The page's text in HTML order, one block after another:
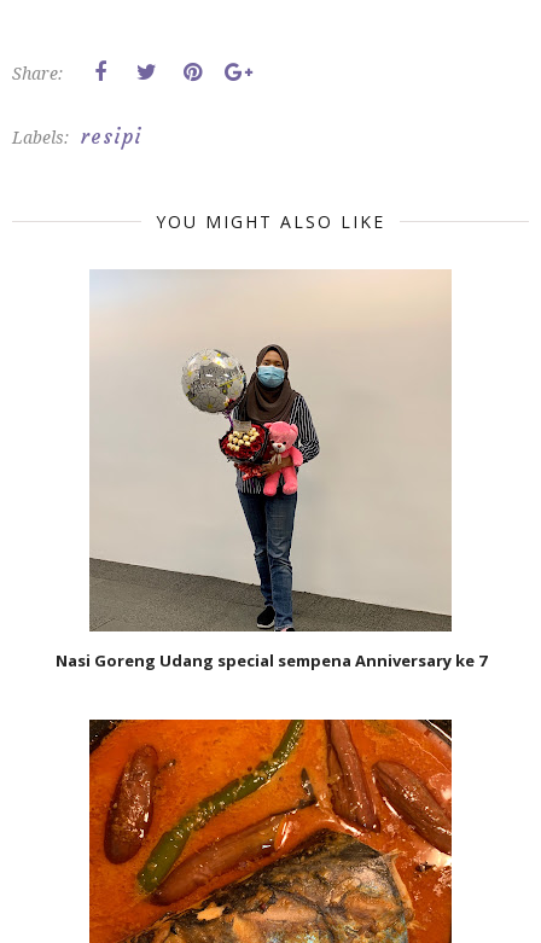
Share:
Labels: resipi
YOU MIGHT ALSO LIKE
Nasi Goreng Udang special sempena Anniversary ke 7